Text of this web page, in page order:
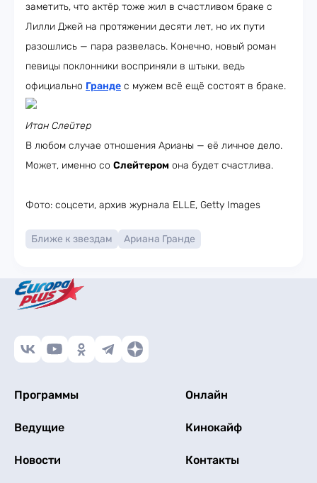
заметить, что актёр тоже жил в счастливом браке с
Лилли Джей на протяжении десяти лет, но их пути
разошлись — пара развелась. Конечно, новый роман
певицы поклонники восприняли в штыки, ведь
официально Гранде с мужем всё ещё состоят в браке.
Итан Слейтер
В любом случае отношения Арианы — её личное дело.
Может, именно со Слейтером она будет счастлива.
Фото: соцсети, архив журнала ELLE, Getty Images
Ближе к звездам Ариана Гранде
Программы Онлайн
Ведущие Кинокайф
Новости Контакты